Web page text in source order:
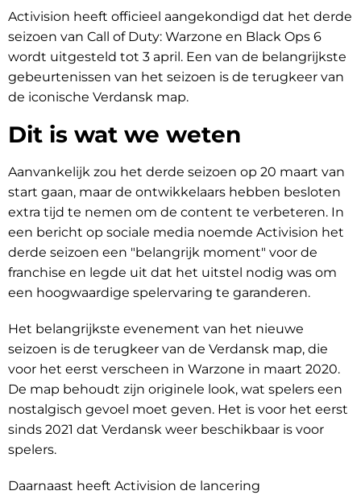
Activision heeft officieel aangekondigd dat het derde
seizoen van Call of Duty: Warzone en Black Ops 6
wordt uitgesteld tot 3 april. Een van de belangrijkste
gebeurtenissen van het seizoen is de terugkeer van
de iconische Verdansk map.
Dit is wat we weten
Aanvankelijk zou het derde seizoen op 20 maart van
start gaan, maar de ontwikkelaars hebben besloten
extra tijd te nemen om de content te verbeteren. In
een bericht op sociale media noemde Activision het
derde seizoen een "belangrijk moment" voor de
franchise en legde uit dat het uitstel nodig was om
een hoogwaardige spelervaring te garanderen.
Het belangrijkste evenement van het nieuwe
seizoen is de terugkeer van de Verdansk map, die
voor het eerst verscheen in Warzone in maart 2020.
De map behoudt zijn originele look, wat spelers een
nostalgisch gevoel moet geven. Het is voor het eerst
sinds 2021 dat Verdansk weer beschikbaar is voor
spelers.
Daarnaast heeft Activision de lancering